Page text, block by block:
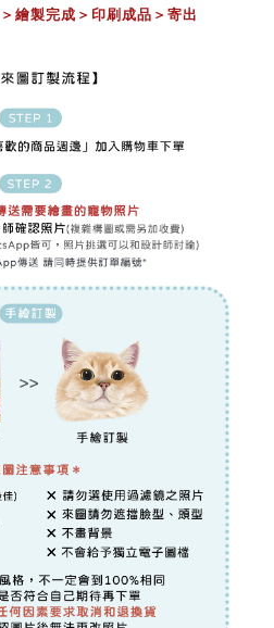
＞ 繪製完成 ＞ 印刷成品 ＞ 寄出